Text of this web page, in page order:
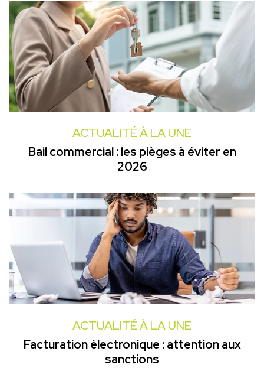
ACTUALITÉ À LA UNE
Bail commercial : les pièges à éviter en
2026
ACTUALITÉ À LA UNE
Facturation électronique : attention aux
sanctions